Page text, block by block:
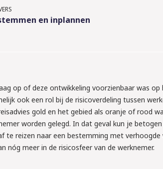
en inplannen
op of deze ontwikkeling voorzienbaar was
ook een rol bij de risicoverdeling tussen
gold en het gebied als oranje of rood
worden gelegd. In dat geval kun je
reizen naar een bestemming met verhoogde
nóg meer in de risicosfeer van de werknemer.
je moet
het